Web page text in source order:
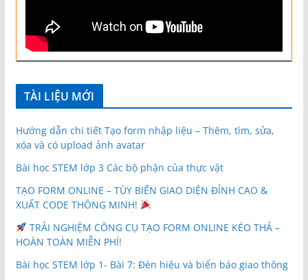
TÀI LIỆU MỚI
Hướng dẫn chi tiết Tạo form nhập liệu – Thêm, tìm, sửa,
xóa và có upload ảnh avatar
Bài học STEM lớp 3 Các bộ phận của thực vật
TẠO FORM ONLINE – TÙY BIẾN GIAO DIỆN ĐỈNH CAO &
XUẤT CODE THÔNG MINH!
TRẢI NGHIỆM CÔNG CỤ TẠO FORM ONLINE KÉO THẢ –
HOÀN TOÀN MIỄN PHÍ!
Bài học STEM lớp 1- Bài 7: Đèn hiệu và biển báo giao thông